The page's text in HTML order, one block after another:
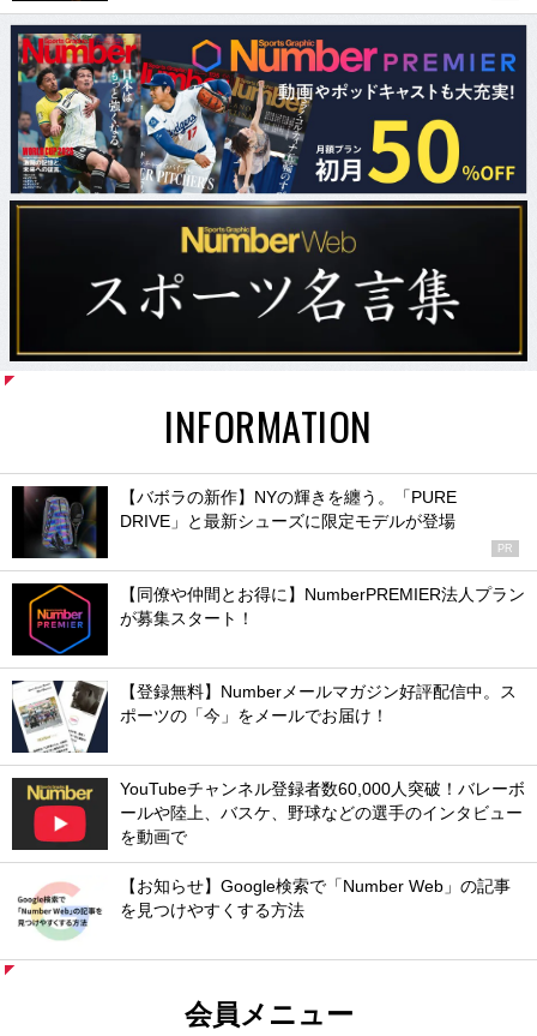
INFORMATION
【バボラの新作】NYの輝きを纏う。「PURE
DRIVE」と最新シューズに限定モデルが登場
PR
【同僚や仲間とお得に】NumberPREMIER法人プラン
が募集スタート！
【登録無料】Numberメールマガジン好評配信中。ス
ポーツの「今」をメールでお届け！
YouTubeチャンネル登録者数60,000人突破！バレーボ
ールや陸上、バスケ、野球などの選手のインタビュー
を動画で
【お知らせ】Google検索で「Number Web」の記事
を見つけやすくする方法
会員メニュー